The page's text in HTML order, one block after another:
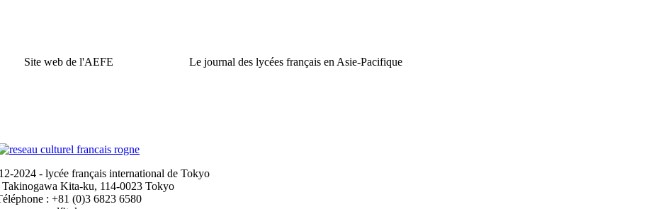
Site web de l'AEFE Le journal des lycées français en Asie-Pacifique
2024 - lycée français international de Tokyo
Takinogawa Kita-ku, 114-0023 Tokyo
: +81 (0)3 6823 6580